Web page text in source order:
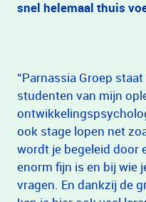
snel helemaal thuis
“Parnassia Groep
studenten van mijn
ook stage lopen net
wordt je begeleid door
enorm fijn is en bij wie
vragen. En dankzij de